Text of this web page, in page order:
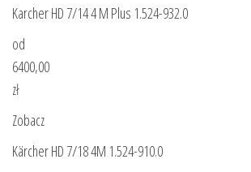
Karcher HD 7/14 4 M Plus 1.524-932.0
od
6400,00
zł
Zobacz
Kärcher HD 7/18 4M 1.524-910.0